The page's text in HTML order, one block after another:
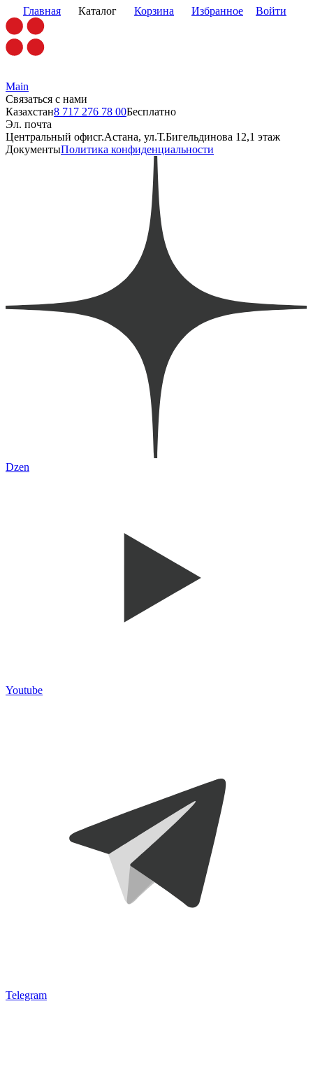
Главная Каталог Корзина Избранное Войти
Main
Связаться с нами
Казахстан8 717 276 78 00Бесплатно
Эл. почта
Центральный офисг.Астана, ул.Т.Бигельдинова 12,1 этаж
ДокументыПолитика конфиденциальности
Dzen
Youtube
Telegram